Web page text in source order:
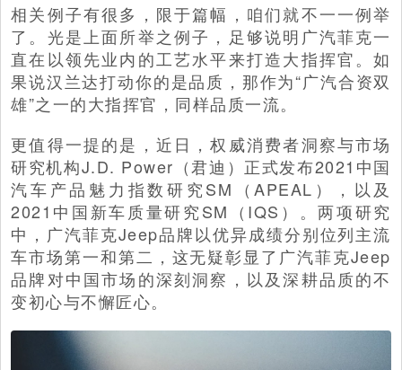
相关例子有很多，限于篇幅，咱们就不一一例举
了。光是上面所举之例子，足够说明广汽菲克一
直在以领先业内的工艺水平来打造大指挥官。如
果说汉兰达打动你的是品质，那作为“广汽合资双
雄”之一的大指挥官，同样品质一流。
更值得一提的是，近日，权威消费者洞察与市场
研究机构J.D. Power（君迪）正式发布2021中国
汽车产品魅力指数研究SM（APEAL），以及
2021中国新车质量研究SM（IQS）。两项研究
中，广汽菲克Jeep品牌以优异成绩分别位列主流
车市场第一和第二，这无疑彰显了广汽菲克Jeep
品牌对中国市场的深刻洞察，以及深耕品质的不
变初心与不懈匠心。